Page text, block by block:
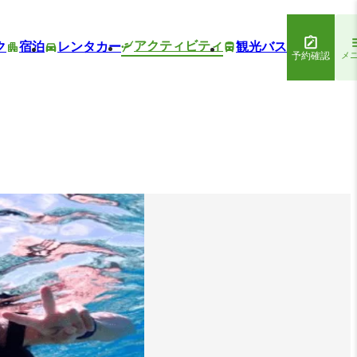
宿泊 レンタカー アクティビティ 観光バス
予約確認 メ